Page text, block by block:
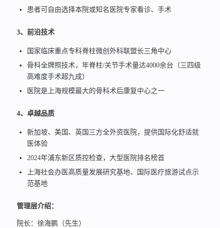
患者可自由选择本院或知名医院专家看诊、手术
3、前沿技术
国家临床重点专科脊柱微创外科联盟长三角中心
骨科全牌照技术，年脊柱/关节手术量达4000余台（三四级
高难度手术超九成）
医院是上海规模最大的骨科术后康复中心之一
4、卓越品质
新加坡、美国、英国三方全外资医院，提供国际化舒适就
医体验
2024年浦东新区质控检查，大型医院排名榜首
上海社会办医高质量发展研究基地、国际医疗旅游试点示
范基地
管理层介绍：
院长：徐海鹏（先生）